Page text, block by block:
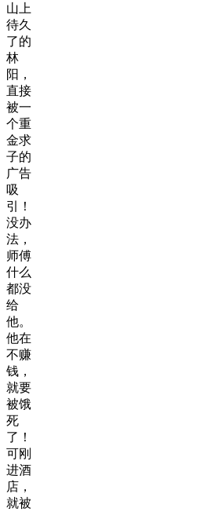
山上
待久
了的
林
阳，
直接
被一
个重
金求
子的
广告
吸
引！
没办
法，
师傅
什么
都没
给
他。
他在
不赚
钱，
就要
被饿
死
了！
可刚
进酒
店，
就被